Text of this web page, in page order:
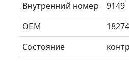
Внутренний номер
9149
ОЕМ
Состояние